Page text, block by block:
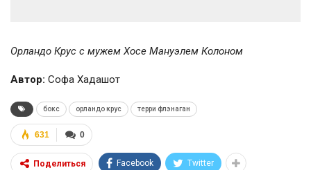
Орландо Крус с мужем Хосе Мануэлем Колоном
Автор: Софа Хадашот
бокс орландо крус терри флэнаган
0
631
Поделиться Facebook Twitter